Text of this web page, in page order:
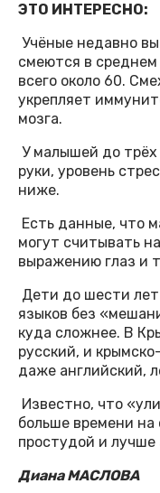
ЭТО ИНТЕРЕСНО:
Учёные недавно
смеются в среднем
всего около 60.
укрепляет
мозга.
У малышей до трёх
руки, уровень
ниже.
Есть данные, что
могут считывать
выражению глаз и
Дети до шести лет
языков без
куда сложнее. В
русский, и
даже английский,
Известно, что
больше времени
простудой и лучше
Диана МАСЛОВА